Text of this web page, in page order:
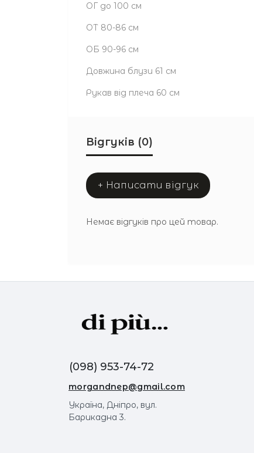
ОГ до 100 см
ОТ 80-86 см
ОБ 90-96 см
Довжина блузи 61 см
Рукав від плеча 60 см
Відгуків (0)
+ Написати відгук
Немає відгуків про цей товар.
(098) 953-74-72
morgandnep@gmail.com
Україна, Дніпро, вул.
Барикадна 3.